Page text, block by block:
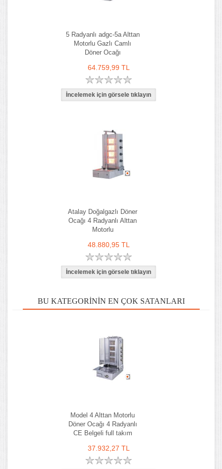
5 Radyanlı adgc-5a Alttan
Motorlu Gazlı Camlı
Döner Ocağı
64.759,99 TL
Atalay Doğalgazlı Döner
Ocağı 4 Radyanlı Alttan
Motorlu
48.880,95 TL
BU KATEGORININ EN ÇOK SATANLARI
Model 4 Alttan Motorlu
Döner Ocağı 4 Radyanlı
CE Belgeli full takım
37.932,27 TL